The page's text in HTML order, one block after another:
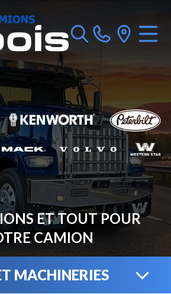
ET TOUT POUR
CAMION
MACHINERIES